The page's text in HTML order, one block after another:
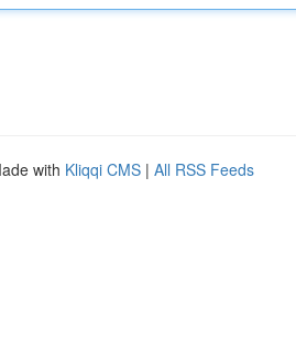
with Kliqqi CMS | All RSS Feeds